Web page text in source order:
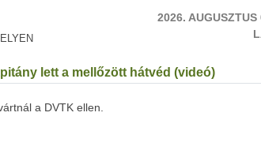
2026. AUGUSZTUS
lett a mellőzött hátvéd (videó)
a DVTK ellen.